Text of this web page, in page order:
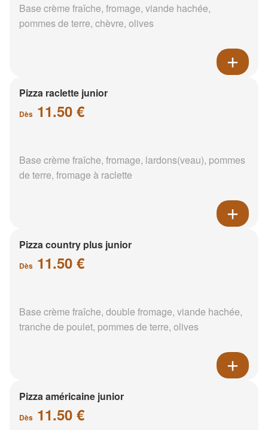
Base crème fraîche, fromage, viande hachée,
pommes de terre, chèvre, olives
Pizza raclette junior
Dès 11.50 €
Base crème fraîche, fromage, lardons(veau), pommes
de terre, fromage à raclette
Pizza country plus junior
Dès 11.50 €
Base crème fraîche, double fromage, viande hachée,
tranche de poulet, pommes de terre, olives
Pizza américaine junior
Dès 11.50 €